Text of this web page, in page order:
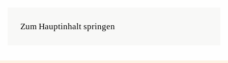
Zum Hauptinhalt springen